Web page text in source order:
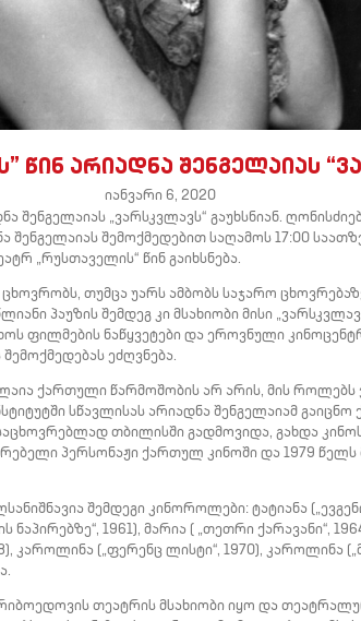
წინ არიადნა შენგელაიას
იანვარი 6, 2020
„ვარსკვლავს“ გაუხსნიან.
შენგელაიას შემოქმედებით საღამოს 17:00
„რუსთაველის“ წინ გაიხსნება.
თუმცა უარს ამბობს საჯარო
პაუზის შემდეგ კი მსახიობი მისი
ფილმების ნაწყვეტები და ეროვნული
ეძღვნება.
ქართული წარმოშობის არ არის, მის
სწავლისას არიადნა შენგელაიამ
თბილისში გადმოვიდა, გახდა
პერსონაჟი ქართულ კინოში და 1979
შემდეგი კინოროლები: ტატიანა
ნაპირებზე“, 1961), მარია ( „თეთრი ქარავანი“,
კაროლინა („ფერენც ლისტი“, 1970), კაროლინა
თეატრის მსახიობი იყო და